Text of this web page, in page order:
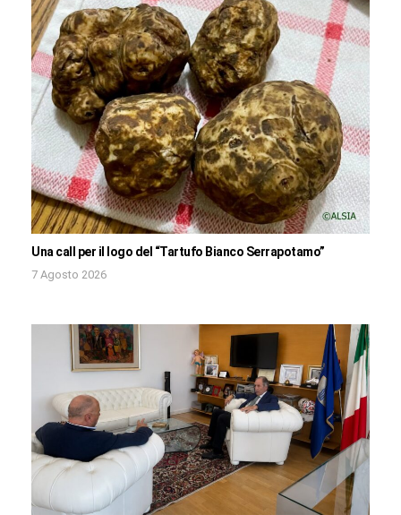
Una call per il logo del “Tartufo Bianco Serrapotamo”
7 Agosto 2026